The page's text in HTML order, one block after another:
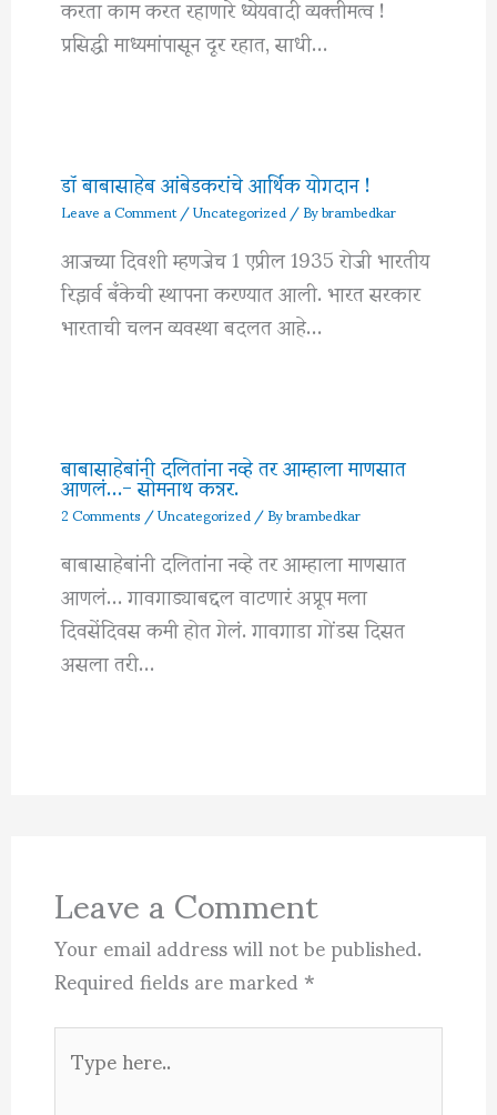
प्रसिद्धी माध्यमांपासून दूर रहात, साधी…
डॉ बाबासाहेब आंबेडकरांचे आर्थिक योगदान !
Leave a Comment/Uncategorized/ Bybrambedkar
आजच्या दिवशी म्हणजेच 1 एप्रील 1935 रोजी भारतीय
रिझर्व बँकेची स्थापना करण्यात आली. भारत सरकार
भारताची चलन व्यवस्था बदलत आहे…
बाबासाहेबांनी दलितांना नव्हे तर आम्हाला माणसात
आणलं…- सोमनाथ कन्नर.
2 Comments/Uncategorized/ Bybrambedkar
बाबासाहेबांनी दलितांना नव्हे तर आम्हाला माणसात
आणलं… गावगाड्याबद्दल वाटणारं अप्रूप मला
दिवसेंदिवस कमी होत गेलं. गावगाडा गोंडस दिसत
असला तरी…
Leave a Comment
Your email address will not be published.
Required fields are marked*
Type
here..